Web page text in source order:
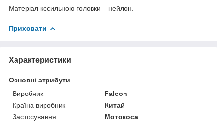
Матеріал косильною головки – нейлон.
Приховати
Характеристики
Основні атрибути
Виробник
Falcon
Країна виробник
Китай
Застосування
Мотокоса